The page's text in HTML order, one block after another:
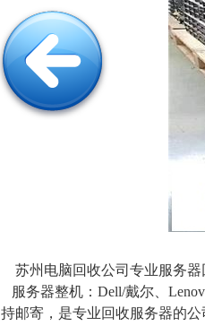
苏州电脑回收公司专业服务器
服务器整机：Dell/戴尔、
持邮寄，是专业回收服务器的